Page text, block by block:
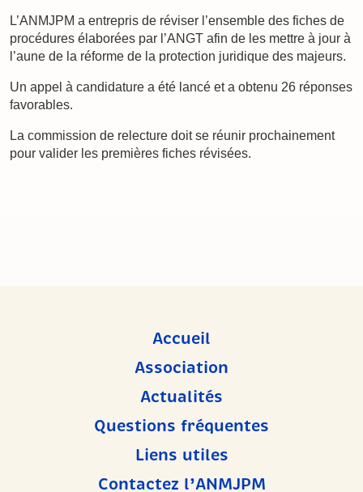
L’ANMJPM a entrepris de réviser l’ensemble des fiches de
procédures élaborées par l’ANGT afin de les mettre à jour à
l’aune de la réforme de la protection juridique des majeurs.
Un appel à candidature a été lancé et a obtenu 26 réponses
favorables.
La commission de relecture doit se réunir prochainement
pour valider les premières fiches révisées.
Accueil
Association
Actualités
Questions fréquentes
Liens utiles
Contactez l’ANMJPM